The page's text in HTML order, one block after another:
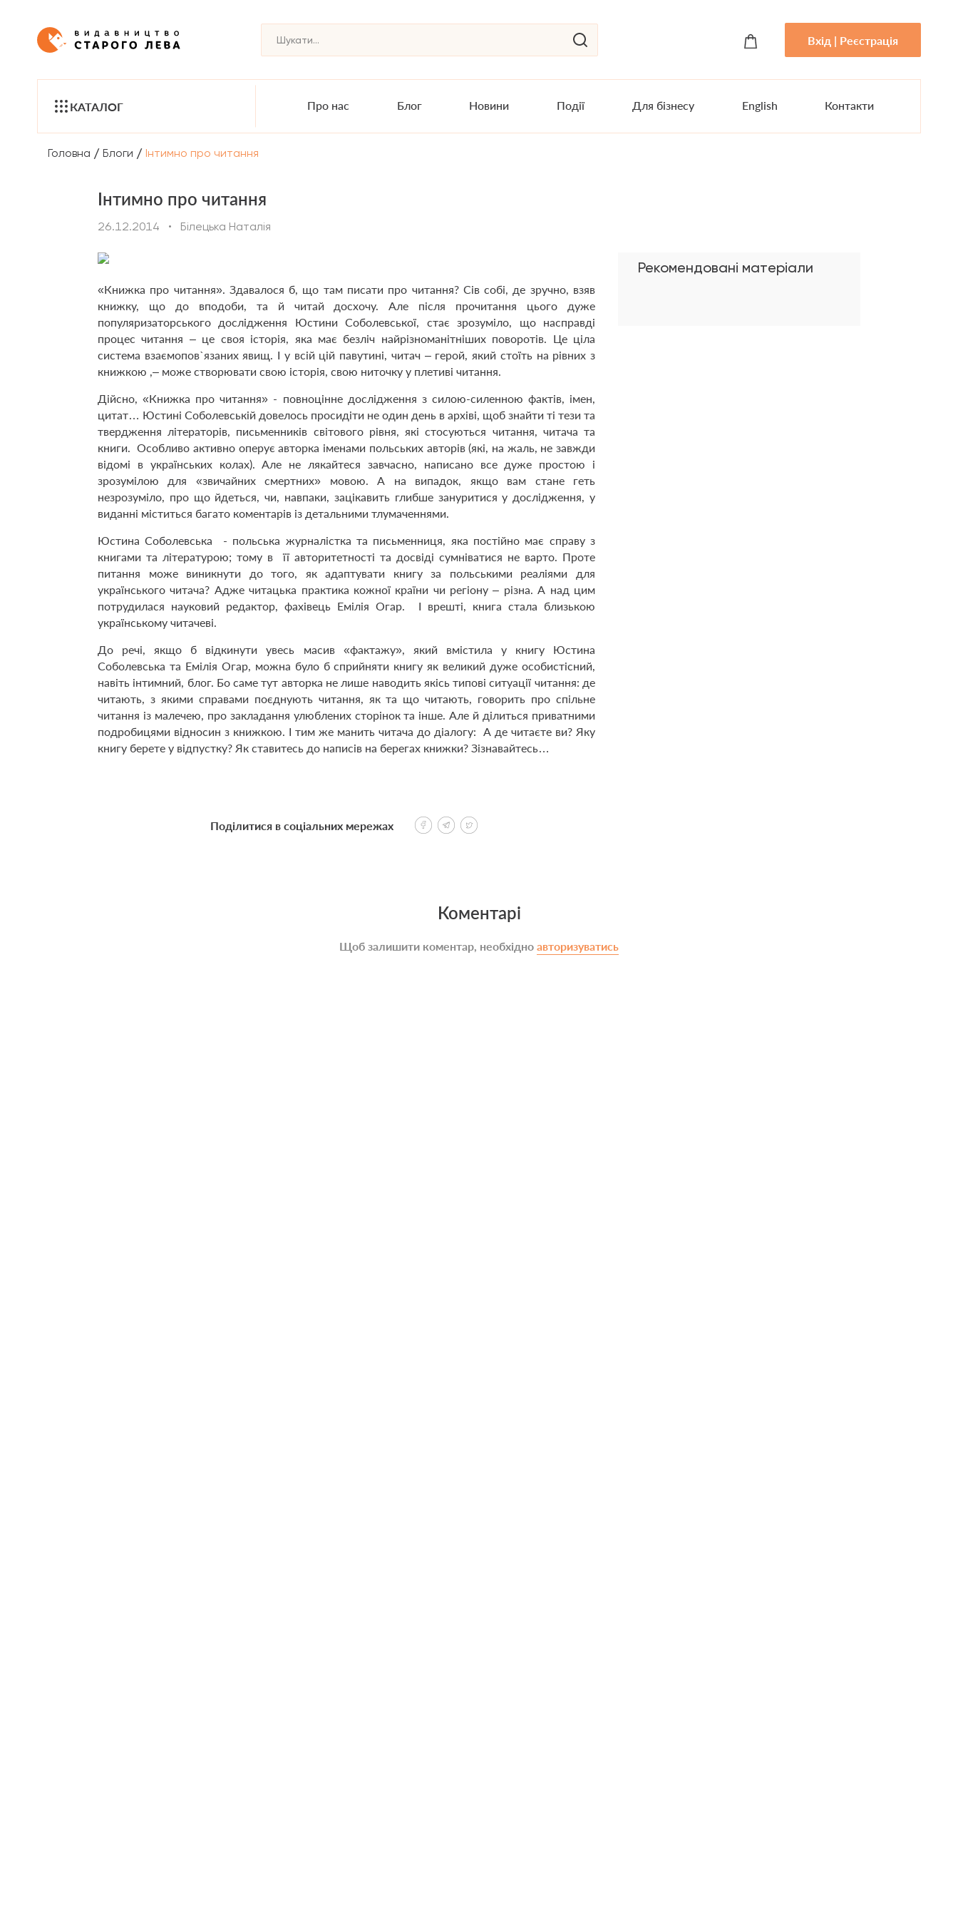
Вхід | Реєстрація
КАТАЛОГ Про нас Блог Новини Події Для бізнесу English Контакти
Головна / Блоги / Інтимно про читання
Інтимно про читання
26.12.2014 • Білецька Наталія
«Книжка про читання». Здавалося б, що там писати про читання? Сів собі, де зручно, взяв
книжку, що до вподоби, та й читай досхочу. Але після прочитання цього дуже
популяризаторського дослідження Юстини Соболевської, стає зрозуміло, що насправді
процес читання – це своя історія, яка має безліч найрізноманітніших поворотів. Це ціла
система взаємопов`язаних явищ. І у всій цій павутині, читач – герой, який стоїть на рівних з
книжкою ,– може створювати свою історія, свою ниточку у плетиві читання.
Дійсно, «Книжка про читання» - повноцінне дослідження з силою-силенною фактів, імен,
цитат… Юстині Соболевській довелось просидіти не один день в архіві, щоб знайти ті тези та
твердження літераторів, письменників світового рівня, які стосуються читання, читача та
книги. Особливо активно оперує авторка іменами польських авторів (які, на жаль, не завжди
відомі в українських колах). Але не лякайтеся завчасно, написано все дуже простою і
зрозумілою для «звичайних смертних» мовою. А на випадок, якщо вам стане геть
незрозуміло, про що йдеться, чи, навпаки, зацікавить глибше зануритися у дослідження, у
виданні міститься багато коментарів із детальними тлумаченнями.
Юстина Соболевська - польська журналістка та письменниця, яка постійно має справу з
книгами та літературою; тому в її авторитетності та досвіді сумніватися не варто. Проте
питання може виникнути до того, як адаптувати книгу за польськими реаліями для
українського читача? Адже читацька практика кожної країни чи регіону – різна. А над цим
потрудилася науковий редактор, фахівець Емілія Огар. І врешті, книга стала близькою
українському читачеві.
До речі, якщо б відкинути увесь масив «фактажу», який вмістила у книгу Юстина
Соболевська та Емілія Огар, можна було б сприйняти книгу як великий дуже особистісний,
навіть інтимний, блог. Бо саме тут авторка не лише наводить якісь типові ситуації читання: де
читають, з якими справами поєднують читання, як та що читають, говорить про спільне
читання із малечею, про закладання улюблених сторінок та інше. Але й ділиться приватними
подробицями відносин з книжкою. І тим же манить читача до діалогу: А де читаєте ви? Яку
книгу берете у відпустку? Як ставитесь до написів на берегах книжки? Зізнавайтесь…
Рекомендовані матеріали
Поділитися в соціальних мережах
Коментарі
Щоб залишити коментар, необхідно авторизуватись